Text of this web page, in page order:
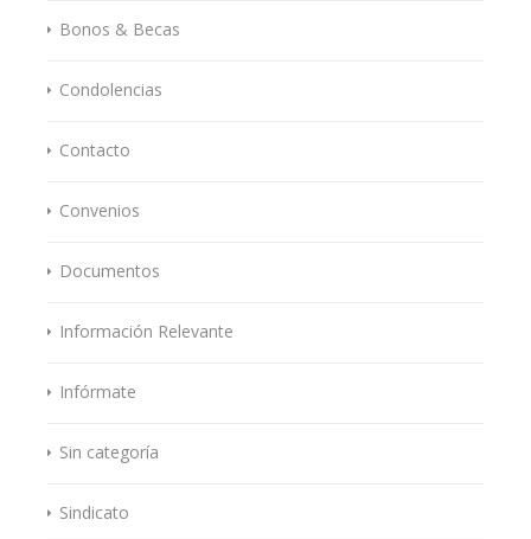
Bonos & Becas
Condolencias
Contacto
Convenios
Documentos
Información Relevante
Infórmate
Sin categoría
Sindicato